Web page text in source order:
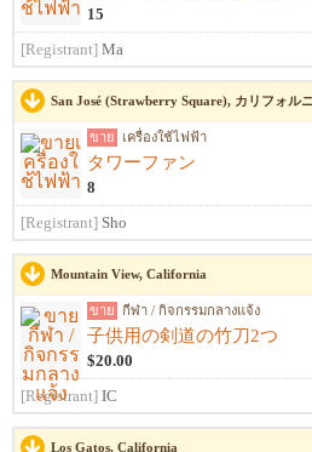
15
[Registrant] Ma
San José (Strawberry Square), カリフォル
ขาย เครื่องใช้ไฟฟ้า
タワーファン
8
[Registrant] Sho
Mountain View, California
ขาย กีฬา / กิจกรรมกลางแจ้ง
子供用の剣道の竹刀2つ
$20.00
[Registrant] IC
Los Gatos, California